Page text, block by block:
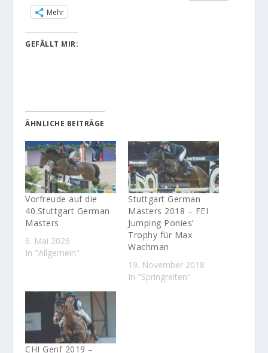
Mehr
GEFÄLLT MIR:
ÄHNLICHE BEITRÄGE
Vorfreude auf die
40.Stuttgart German
Masters
6. Mai 2026
In "Allgemein"
Stuttgart German
Masters 2018 – FEI
Jumping Ponies‘
Trophy für Max
Wachman
19. November 2018
In "Springreiten"
CHI Genf 2019 –